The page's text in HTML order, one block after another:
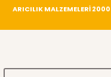
ARICILIK MALZEMELERİ 2000